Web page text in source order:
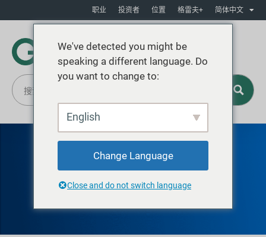
职业 投资者 位置 格雷夫+ 简体中文
格赖夫洛克波特
塑料桶
We've detected you might be
speaking a different language. Do
you want to change to:
English
Change Language
Close and do not switch language